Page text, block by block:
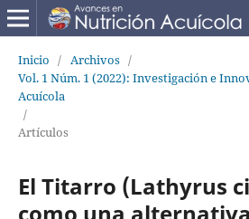
Inicio / Archivos /
Vol. 1 Núm. 1 (2022): Investigación e
Acuícola
/
Artículos
El Titarro (Lathyrus